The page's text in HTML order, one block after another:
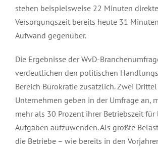
stehen beispielsweise 22 Minuten
Versorgungszeit bereits heute 31
Aufwand gegenüber.
Die Ergebnisse der WvD-
verdeutlichen den politischen
Bereich Bürokratie zusätzlich. Zwei
Unternehmen geben in der Umfrage an,
mehr als 30 Prozent ihrer Betriebszeit
Aufgaben aufzuwenden. Als größte
die Betriebe – wie bereits in den